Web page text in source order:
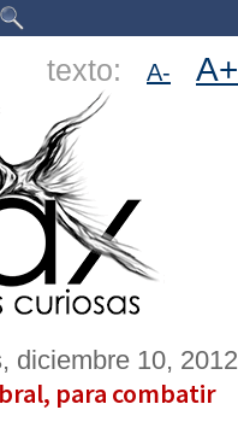
texto: A- A+
diciembre 10, 2012
para combatir